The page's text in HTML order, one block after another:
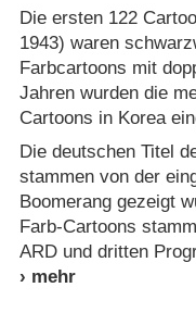
Die ersten 122
1943) waren
Farbcartoons mit
Jahren wurden die
Cartoons in Korea
Die deutschen Titel
stammen von der
Boomerang gezeigt
Farb-Cartoons
ARD und dritten